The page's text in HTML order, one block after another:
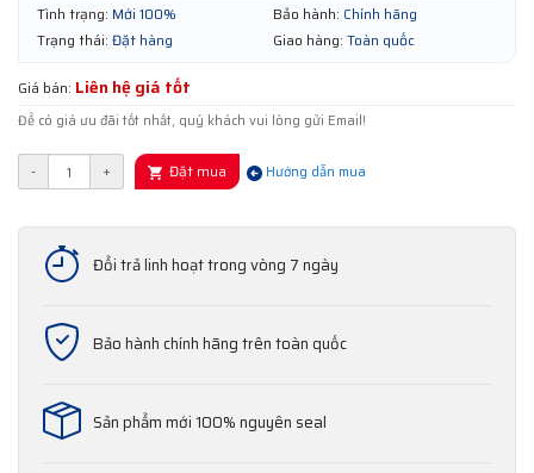
Tình trạng: Mới 100% Bảo hành: Chính hãng
Trạng thái: Đặt hàng Giao hàng: Toàn quốc
Giá bán: Liên hệ giá tốt
Để có giá ưu đãi tốt nhất, quý khách vui lòng gửi Email!
- + Đặt mua Hướng dẫn mua
Đổi trả linh hoạt trong vòng 7 ngày
Bảo hành chính hãng trên toàn quốc
Sản phẩm mới 100% nguyên seal